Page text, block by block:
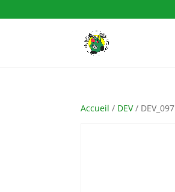
Accueil / DEV/ DEV_097